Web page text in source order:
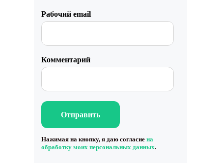
Рабочий email
Комментарий
Отправить
Нажимая на кнопку, я даю согласие на
обработку моих персональных данных.